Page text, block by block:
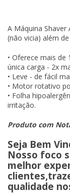
A Máquina
(não vicia) além
• Oferece mais
única carga - 2x
• Leve - de fácil
• Motor rotativo
• Folha
irritação.
Produto com
Seja Bem
Nosso foco
melhor
qualidade